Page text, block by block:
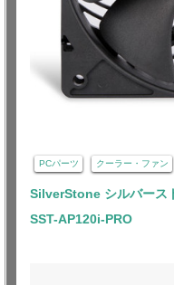
PCパーツ クーラー・ファン
SilverStone シルバース
SST-AP120i-PRO